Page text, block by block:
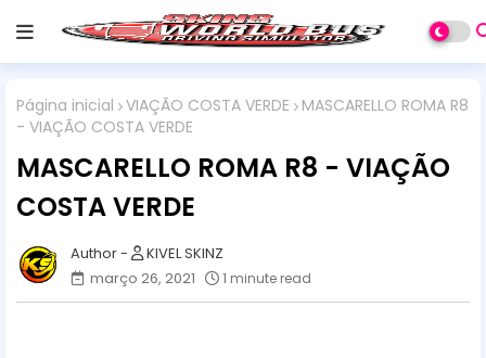
Página inicial VIAÇÃO COSTA VERDE
MASCARELLO ROMA R8
- VIAÇÃO COSTA VERDE
MASCARELLO ROMA R8 - VIAÇÃO
COSTA VERDE
KIVEL SKINZ
março 26, 2021
1 minute read